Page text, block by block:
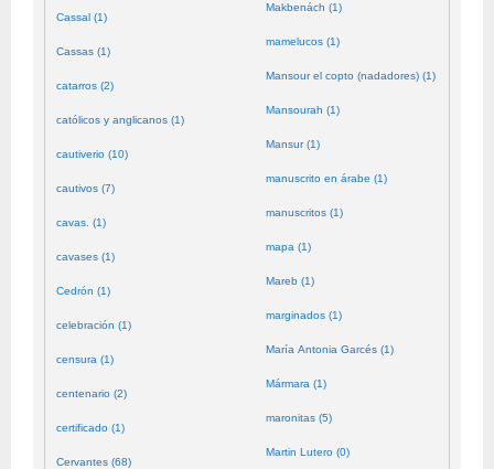
Cassal (1)
Cassas (1)
catarros (2)
católicos y anglicanos (1)
cautiverio (10)
cautivos (7)
cavas. (1)
cavases (1)
Cedrón (1)
celebración (1)
censura (1)
centenario (2)
certificado (1)
Cervantes (68)
Makbenách (1)
mamelucos (1)
Mansour el copto (nadadores) (1)
Mansourah (1)
Mansur (1)
manuscrito en árabe (1)
manuscritos (1)
mapa (1)
Mareb (1)
marginados (1)
María Antonia Garcés (1)
Mármara (1)
maronitas (5)
Martin Lutero (0)